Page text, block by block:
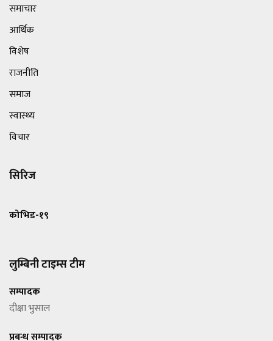
समाचार
आर्थिक
विशेष
राजनीति
समाज
स्वास्थ्य
विचार
सिरिज
कोभिड-१९
लुम्बिनी टाइम्स टीम
सम्पादक
दीक्षा भुसाल
प्रबन्ध सम्पादक